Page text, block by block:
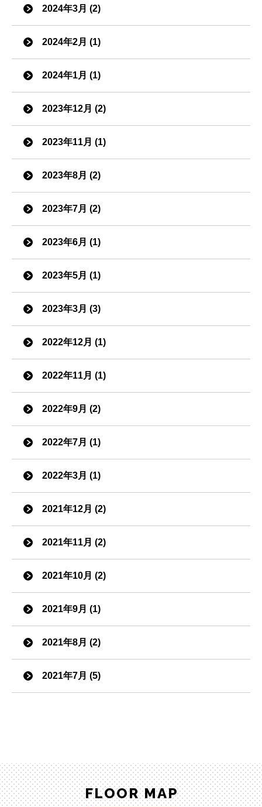
2024年3月 (2)
2024年2月 (1)
2024年1月 (1)
2023年12月 (2)
2023年11月 (1)
2023年8月 (2)
2023年7月 (2)
2023年6月 (1)
2023年5月 (1)
2023年3月 (3)
2022年12月 (1)
2022年11月 (1)
2022年9月 (2)
2022年7月 (1)
2022年3月 (1)
2021年12月 (2)
2021年11月 (2)
2021年10月 (2)
2021年9月 (1)
2021年8月 (2)
2021年7月 (5)
FLOOR MAP